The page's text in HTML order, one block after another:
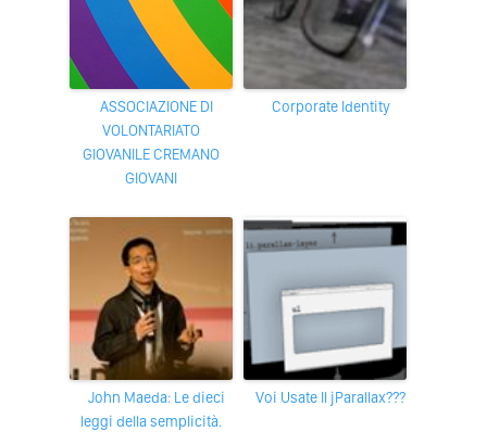
ASSOCIAZIONE DI
VOLONTARIATO
GIOVANILE CREMANO
GIOVANI
Corporate Identity
John Maeda: Le dieci
leggi della semplicità.
Voi Usate Il jParallax???